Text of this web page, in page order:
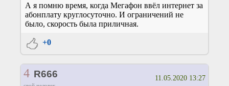
А я помню время, когда Мегафон ввёл интернет за
абонплату круглосуточно. И ограничений не
было, скорость была приличная.
+0
4 R666 11.05.2020 13:27